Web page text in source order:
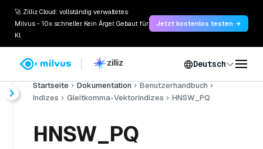
🚀 Zilliz Cloud: vollständig verwaltetes
Milvus - 10x schneller. Kein Ärger. Gebaut für
KI.
Jetzt kostenlos testen →
Deutsch
Startseite Dokumentation
Benutzerhandbuch
Indizes
Gleitkomma-Vektorindizes HNSW_PQ
HNSW_PQ